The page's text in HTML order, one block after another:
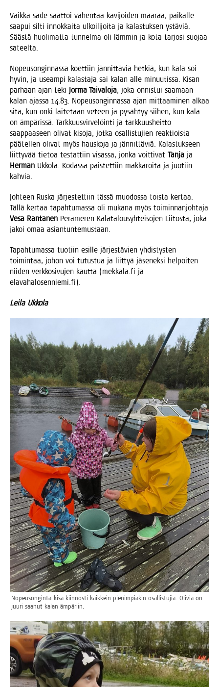
Vaik­ka sade saat­toi vähen­tää kävi­jöi­den mää­rää, pai­kal­le
saa­pui sil­ti innok­kai­ta ulkoi­li­joi­ta ja kalas­tuk­sen ystä­viä.
Sääs­tä huo­li­mat­ta tun­nel­ma oli läm­min ja kota tar­jo­si suo­jaa
sateelta.
Nopeuson­gin­nas­sa koet­tiin jän­nit­tä­viä het­kiä, kun kala söi
hyvin, ja useam­pi kalas­ta­ja sai kalan alle minuu­tis­sa. Kisan
par­haan ajan teki Jor­ma Tai­va­lo­ja, joka onnis­tui saa­maan
kalan ajas­sa 14.83. Nopeuson­gin­nas­sa ajan mit­taa­mi­nen alkaa
sitä, kun onki lai­te­taan veteen ja pysäh­tyy sii­hen, kun kala
on ämpä­ris­sä. Tark­kuus­vir­ve­löin­ti ja tark­kuus­heit­to
saap­paa­seen oli­vat kiso­ja, jot­ka osal­lis­tu­jien reak­tiois­ta
pää­tel­len oli­vat myös haus­ko­ja ja jän­nit­tä­viä. Kalas­tuk­seen
liit­ty­vää tie­toa tes­tat­tiin visas­sa, jon­ka voit­ti­vat Tan­ja ja
Her­man Ukko­la. Kodas­sa pais­tet­tiin mak­ka­roi­ta ja juo­tiin
kahvia.
Joh­teen Rus­ka jär­jes­tet­tiin täs­sä muo­dos­sa tois­ta ker­taa.
Täl­lä ker­taa tapah­tu­mas­sa oli muka­na myös toi­min­nan­joh­ta­ja
Vesa Ran­ta­nen Perä­me­ren Kala­ta­lous­yh­tei­sö­jen Lii­tos­ta, joka
jakoi omaa asiantuntemustaan.
Tapah­tu­mas­sa tuo­tiin esil­le jär­jes­tä­vien yhdis­tys­ten
toi­min­taa, johon voi tutus­tua ja liit­tyä jäse­nek­si hel­poi­ten
nii­den verk­ko­si­vu­jen kaut­ta (mekkala.fi ja
elavahalosenniemi.fi).
Lei­la Ukkola
Nopeuson­gin­ta-kisa kiin­nos­ti kaik­kein pie­nim­piä­kin osal­lis­tu­jia. Oli­via on
juu­ri saa­nut kalan ämpäriin.